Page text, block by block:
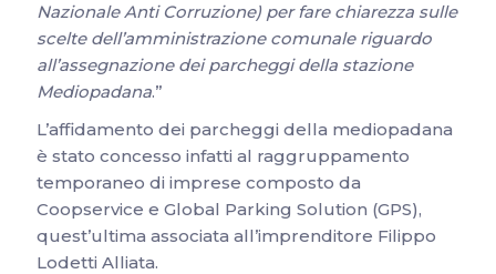
Nazionale Anti Corruzione) per fare chiarezza sulle
scelte dell’amministrazione comunale riguardo
all’assegnazione dei parcheggi della stazione
Mediopadana.”
L’affidamento dei parcheggi della mediopadana
è stato concesso infatti al raggruppamento
temporaneo di imprese composto da
Coopservice e Global Parking Solution (GPS),
quest’ultima associata all’imprenditore Filippo
Lodetti Alliata.